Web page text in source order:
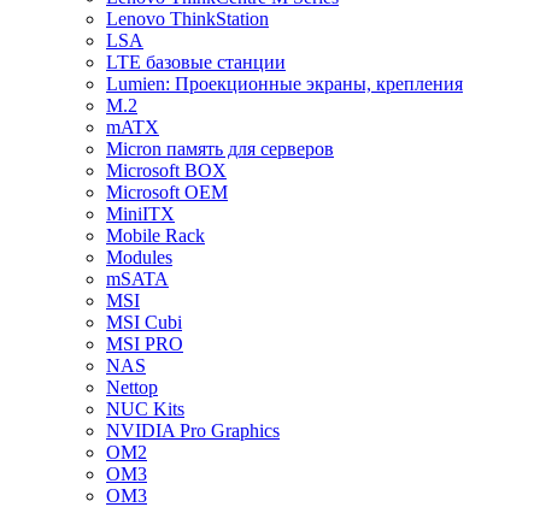
Lenovo ThinkStation
LSA
LTE базовые станции
Lumien: Проекционные экраны, крепления
M.2
mATX
Micron память для серверов
Microsoft BOX
Microsoft OEM
MiniITX
Mobile Rack
Modules
mSATA
MSI
MSI Cubi
MSI PRO
NAS
Nettop
NUC Kits
NVIDIA Pro Graphics
OM2
OM3
OM3